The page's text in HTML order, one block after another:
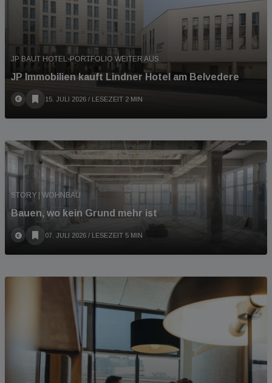
JP BAUT HOTEL-PORTFOLIO WEITER AUS
JP Immobilien kauft Lindner Hotel am Belvedere
15. JULI 2026 / LESEZEIT 2 MIN
STORY | WOHNBAU
Bauen, wo kein Grund mehr ist
07. JULI 2026 / LESEZEIT 5 MIN